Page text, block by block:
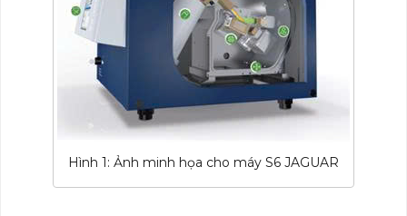
Hình 1: Ảnh minh họa cho máy S6 JAGUAR